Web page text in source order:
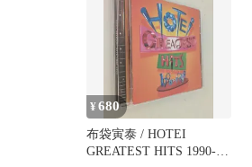
¥680
布袋寅泰 / HOTEI
GREATEST HITS 1990-